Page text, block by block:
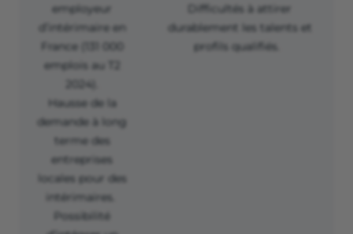
employeur
d’intérimaire en
France (131 000
emplois au T2
2024).
Hausse de la
demande à long
terme des
entreprises
locales pour des
intérimaires.
Possibilité
Difficultés à attirer
durablement les talents et
profils qualifiés.